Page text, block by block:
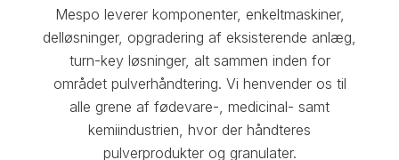
Mespo leverer komponenter, enkeltmaskiner,
delløsninger, opgradering af eksisterende anlæg,
turn-key løsninger, alt sammen inden for
området pulverhåndtering. Vi henvender os til
alle grene af fødevare-, medicinal- samt
kemiindustrien, hvor der håndteres
pulverprodukter og granulater.